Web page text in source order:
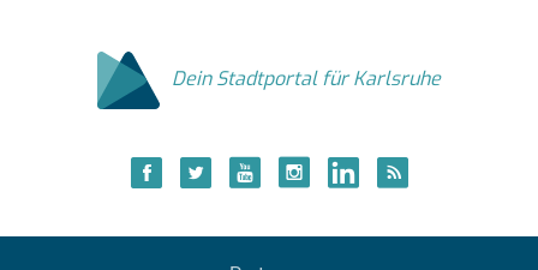
Dein Stadtportal für Karlsruhe